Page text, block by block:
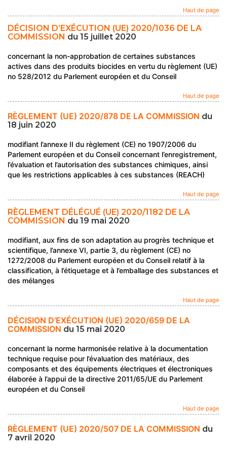
Haut de page
DÉCISION D’EXÉCUTION (UE) 2020/1036 DE LA
COMMISSION du 15 juillet 2020
concernant la non-approbation de certaines substances
actives dans des produits biocides en vertu du règlement (UE)
no 528/2012 du Parlement européen et du Conseil
Haut de page
RÈGLEMENT (UE) 2020/878 DE LA COMMISSION du
18 juin 2020
modifiant l’annexe II du règlement (CE) no 1907/2006 du
Parlement européen et du Conseil concernant l’enregistrement,
l’évaluation et l’autorisation des substances chimiques, ainsi
que les restrictions applicables à ces substances (REACH)
Haut de page
RÈGLEMENT DÉLÉGUÉ (UE) 2020/1182 DE LA
COMMISSION du 19 mai 2020
modifiant, aux fins de son adaptation au progrès technique et
scientifique, l’annexe VI, partie 3, du règlement (CE) no
1272/2008 du Parlement européen et du Conseil relatif à la
classification, à l’étiquetage et à l’emballage des substances et
des mélanges
Haut de page
DÉCISION D’EXÉCUTION (UE) 2020/659 DE LA
COMMISSION du 15 mai 2020
concernant la norme harmonisée relative à la documentation
technique requise pour l’évaluation des matériaux, des
composants et des équipements électriques et électroniques
élaborée à l’appui de la directive 2011/65/UE du Parlement
européen et du Conseil
Haut de page
RÈGLEMENT (UE) 2020/507 DE LA COMMISSION du
7 avril 2020